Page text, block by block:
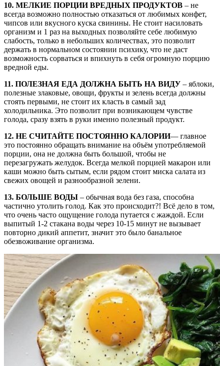
10. МЕЛКИЕ ПОРЦИИ ВРЕДНЫХ ПРОДУКТОВ – не
всегда возможно полностью отказаться от любимых конфет,
чипсов или вкусного куска свинины. Не стоит насиловать
организм и 1 раз на выходных позволяйте себе любимую
слабость, только в небольших количествах, это позволит
держать в нормальном состоянии психику, что не даст
возможность сорваться и впихнуть в себя огромную порцию
вредной еды.
11. ПОЛЕЗНАЯ ЕДА ДОЛЖНА БЫТЬ НА ВИДУ – яблоки,
полезные злаковые, овощи, фрукты и зелень всегда должны
стоять первыми, не стоит их класть в самый зад
холодильника. Это позволит при возникающем чувстве
голода, сразу взять в руки именно полезный продукт.
12. НЕ СЧИТАЙТЕ ПОСТОЯННО КАЛОРИИ— главное
это постоянно обращать внимание на объём употребляемой
порции, она не должна быть большой, чтобы не
перезагружать желудок. Всегда мелкой порцией макарон или
каши можно быть сытым, если рядом стоит миска салата из
свежих овощей и разнообразной зелени.
13. БОЛЬШЕ ВОДЫ – обычная вода без газа, способна
частично утолить голод. Как это происходит?! Всё дело в том,
что очень часто ощущение голода путается с жаждой. Если
выпитый 1-2 стакана воды через 10-15 минут не вызывает
повторно дикий аппетит, значит это было банальное
обезвоживание организма.